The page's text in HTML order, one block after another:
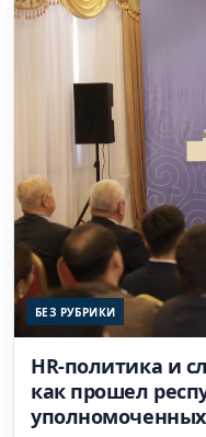
БЕЗ РУБРИКИ
HR-политика и
как прошел
уполномоченных